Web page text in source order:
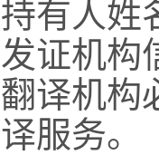
有人姓
证机
译机构
服务。